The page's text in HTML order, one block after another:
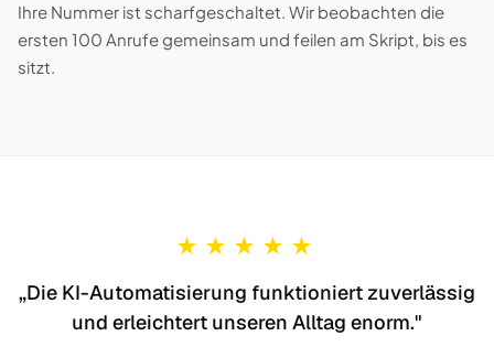
Ihre Nummer ist scharfgeschaltet. Wir beobachten die
ersten 100 Anrufe gemeinsam und feilen am Skript, bis es
sitzt.
★ ★ ★ ★ ★
„Die KI-Automatisierung funktioniert zuverlässig
und erleichtert unseren Alltag enorm."